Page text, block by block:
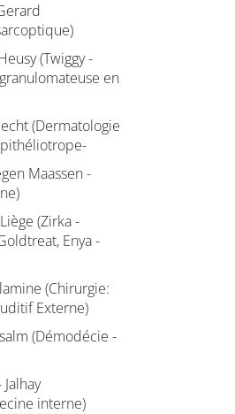
(Twiggy -
en
(Dermatologie
Maassen -
(Zirka -
Enya -
(Chirurgie:
Externe)
(Démodécie -
interne)